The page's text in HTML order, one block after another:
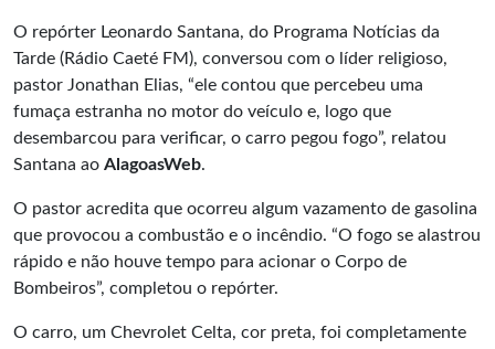
O repórter Leonardo Santana, do Programa Notícias da
Tarde (Rádio Caeté FM), conversou com o líder religioso,
pastor Jonathan Elias, “ele contou que percebeu uma
fumaça estranha no motor do veículo e, logo que
desembarcou para verificar, o carro pegou fogo”, relatou
Santana ao AlagoasWeb.
O pastor acredita que ocorreu algum vazamento de gasolina
que provocou a combustão e o incêndio. “O fogo se alastrou
rápido e não houve tempo para acionar o Corpo de
Bombeiros”, completou o repórter.
O carro, um Chevrolet Celta, cor preta, foi completamente